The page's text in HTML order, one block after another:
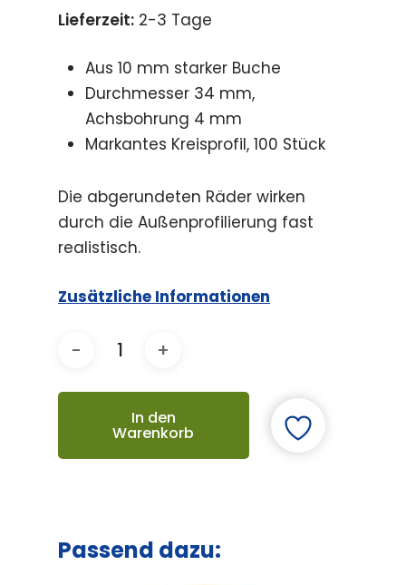
Lieferzeit: 2-3 Tage
Aus 10 mm starker Buche
Durchmesser 34 mm,
Achsbohrung 4 mm
Markantes Kreisprofil, 100 Stück
Die abgerundeten Räder wirken
durch die Außenprofilierung fast
realistisch.
Zusätzliche Informationen
In den
Warenkorb
Passend dazu: